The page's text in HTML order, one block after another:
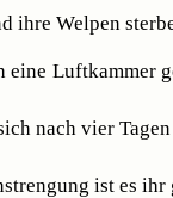
ihre Welpen
Luftkammer
nach vier
ist es ihr